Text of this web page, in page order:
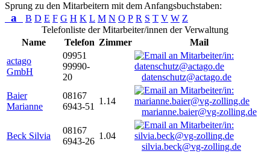
Sprung zu den Mitarbeitern mit dem Anfangsbuchstaben:
a B D E F G H K L M N O P R S T V W Z
Telefonliste der Mitarbeiter/innen der Verwaltung
Name
Telefon Zimmer
Mail
actago
GmbH
09951
99990-
20
datenschutz@actago.de
Baier
Marianne
08167
6943-51
1.14
marianne.baier@vg-zolling.de
Beck Silvia
08167
6943-26
1.04
silvia.beck@vg-zolling.de